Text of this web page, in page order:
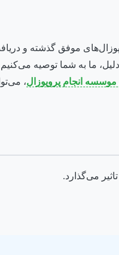
موفق گذشته و
ما به شما توصیه می‌کنیم
انجام پروپوزال،
می‌گذارد.